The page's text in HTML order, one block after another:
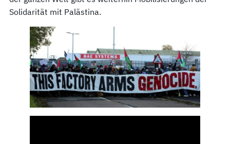
Solidarität mit Palästina.